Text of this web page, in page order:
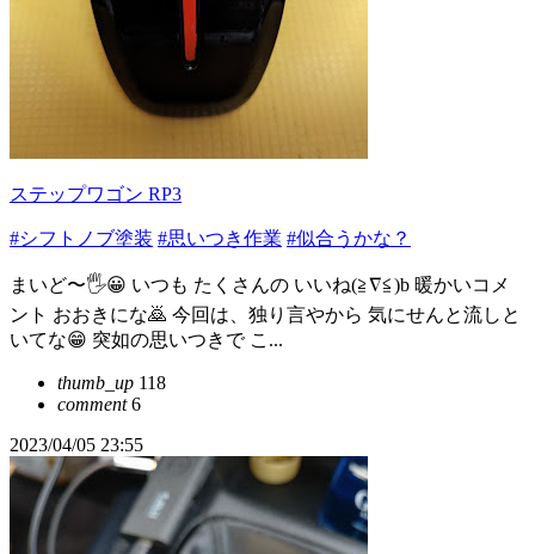
ステップワゴン RP3
#シフトノブ塗装 #思いつき作業 #似合うかな？
まいど〜🖐️😀 いつも たくさんの いいね(≧∇≦)b 暖かいコメ
ント おおきにな🙇 今回は、独り言やから 気にせんと流しと
いてな😁 突如の思いつきで こ...
thumb_up 118
comment6
2023/04/05 23:55